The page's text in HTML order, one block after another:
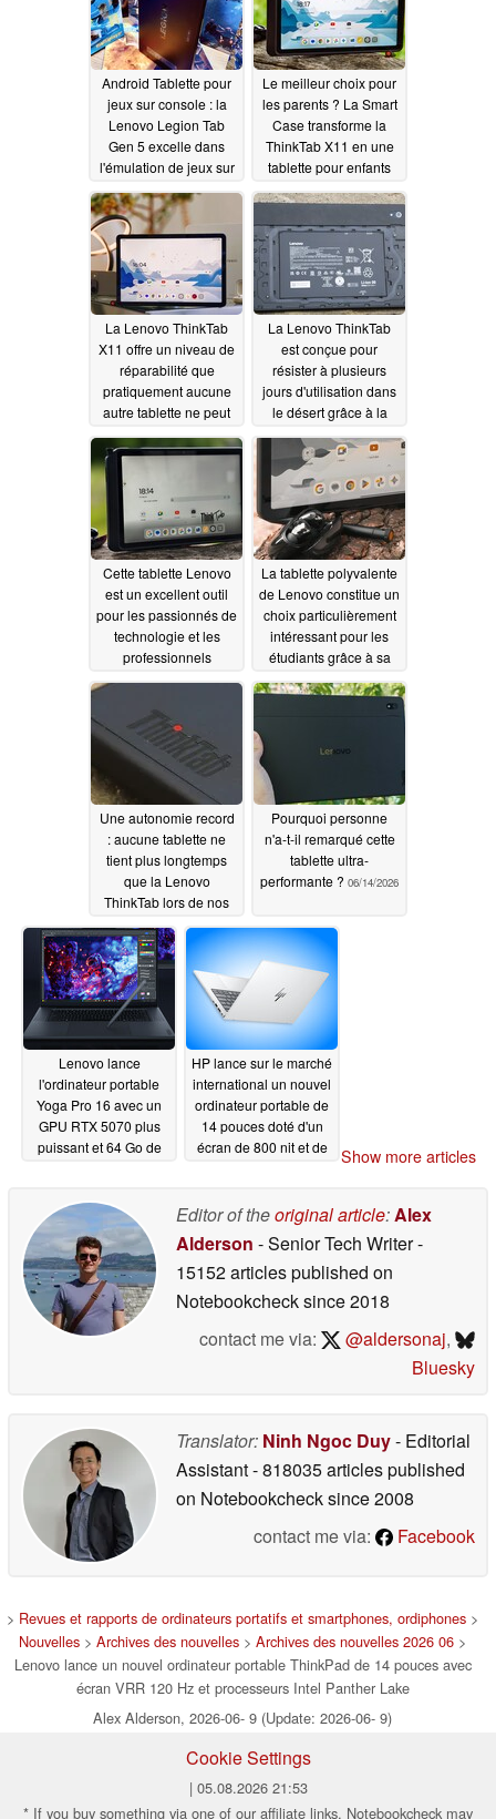
Android Tablette pour
jeux sur console : la
Lenovo Legion Tab
Gen 5 excelle dans
l'émulation de jeux sur
06/15/2026
Le meilleur choix pour
les parents ? La Smart
Case transforme la
ThinkTab X11 en une
tablette pour enfants
06/14/2026
La Lenovo ThinkTab
X11 offre un niveau de
réparabilité que
pratiquement aucune
autre tablette ne peut
06/14/2026
La Lenovo ThinkTab
est conçue pour
résister à plusieurs
jours d'utilisation dans
le désert grâce à la
de sa batterie06/14/2026
Cette tablette Lenovo
est un excellent outil
pour les passionnés de
technologie et les
professionnels
06/14/2026
La tablette polyvalente
de Lenovo constitue un
choix particulièrement
intéressant pour les
étudiants grâce à sa
stylet06/14/2026
Une autonomie record
: aucune tablette ne
tient plus longtemps
que la Lenovo
ThinkTab lors de nos
06/14/2026
Pourquoi personne
n'a-t-il remarqué cette
tablette ultra-
performante ? 06/14/2026
Lenovo lance
l'ordinateur portable
Yoga Pro 16 avec un
GPU RTX 5070 plus
puissant et 64 Go de
06/09/2026
HP lance sur le marché
international un nouvel
ordinateur portable de
14 pouces doté d'un
écran de 800 nit et de
Show more articles
Editor of theoriginal article:Alex
Alderson - Senior Tech Writer-
15152 articles published on
Notebookchecksince 2018
contact me via:
@aldersonaj,
Bluesky
Translator: Ninh Ngoc Duy- Editorial
Assistant- 818035 articles published
on Notebookchecksince 2008
contact me via:
Facebook
> Revues et rapports de ordinateurs portatifs et smartphones, ordiphones >
Nouvelles > Archives des nouvelles > Archives des nouvelles 2026 06 >
Lenovo lance un nouvel ordinateur portable ThinkPad de 14 pouces avec
écran VRR 120 Hz et processeurs Intel Panther Lake
Alex Alderson, 2026-06- 9 (Update: 2026-06- 9)
Cookie Settings
| 05.08.2026 21:53
* If you buy something via one of our affiliate links, Notebookcheck may